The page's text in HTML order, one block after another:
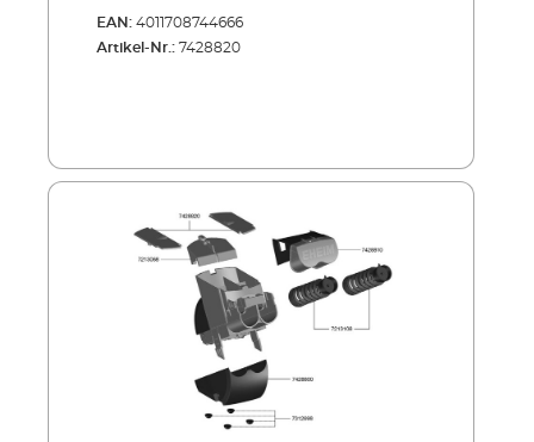
EAN: 4011708744666
Artikel-Nr.: 7428820